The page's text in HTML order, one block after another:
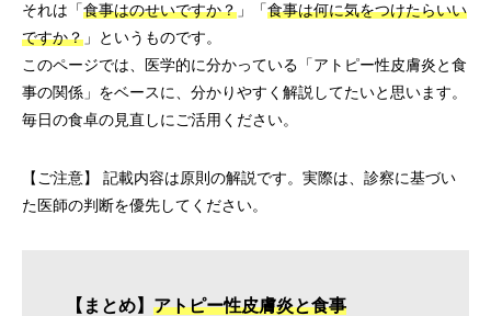
それは「食事はのせいですか？ 」「食事は何に気をつけたらいい
ですか？ 」というものです。
このページでは、医学的に分かっている「アトピー性皮膚炎と食
事の関係」をベースに、分かりやすく解説してたいと思います。
毎日の食卓の見直しにご活用ください。
【ご注意】 記載内容は原則の解説です。実際は、診察に基づい
た医師の判断を優先してください。
【まとめ】 アトピー性皮膚炎と食事